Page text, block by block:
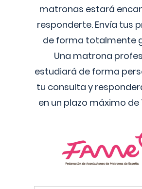
matronas estará
responderte. Envía tus
de forma totalmente
Una matrona
estudiará de forma
tu consulta y
en un plazo máximo de